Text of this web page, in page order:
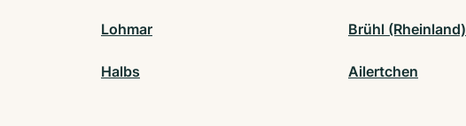
Lohmar Brühl (Rheinland)
Halbs Ailertchen